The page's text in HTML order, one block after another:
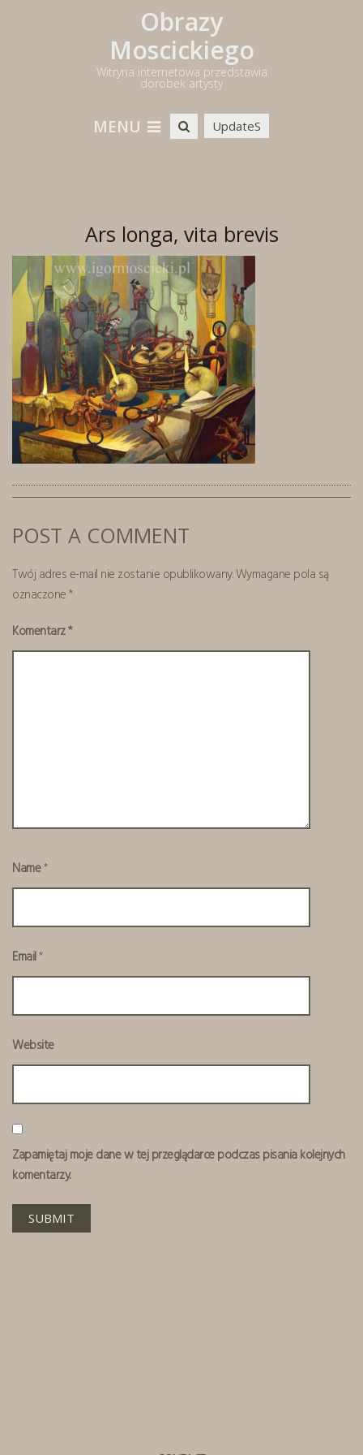
Obrazy
Moscickiego
Witryna internetowa przedstawia
dorobek artysty
MENU UpdateS
Ars longa, vita brevis
POST A COMMENT
Twój adres e-mail nie zostanie opublikowany.Wymagane pola są
oznaczone*
Komentarz*
Name*
Email*
Website
Zapamiętaj moje dane w tej przeglądarce podczas pisania kolejnych
komentarzy.